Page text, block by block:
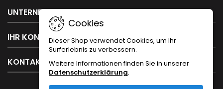
UNTERNEHMEN 
IHR KONTO
KONTAKT
Cookies
Dieser Shop verwendet Cookies, um Ihr
Surferlebnis zu verbessern.
Weitere Informationen finden Sie in unserer
Datenschutzerklärung.